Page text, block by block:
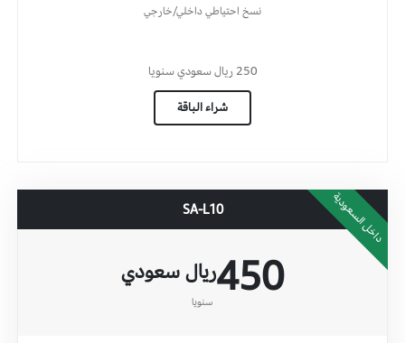
نسخ احتياطي داخلي/خارجي
250 ريال سعوديسنويا
شراء الباقة
داخل السعودية SA-L10
450ريال سعودي
سنويا